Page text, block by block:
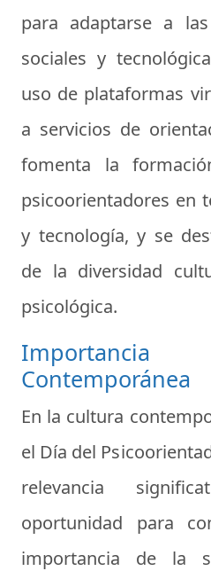
para adaptarse a
sociales y
uso de plataformas
a servicios de
fomenta la
psicoorientadores en
y tecnología, y se
de la diversidad
psicológica.
Contemporánea
En la cultura
el Día del
relevancia
oportunidad para
importancia de la